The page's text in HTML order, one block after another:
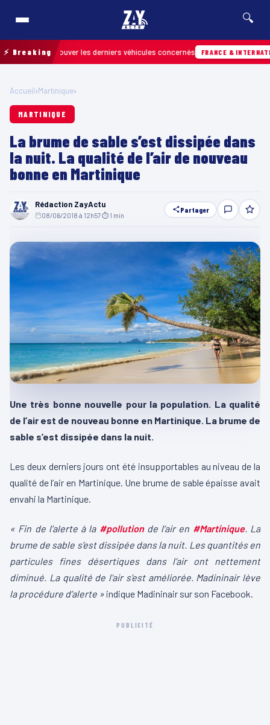
🔍
⚡ Breaking
retrouver les derniers véhicules concernés FRANCE & INTERNATIONALE
Accueil›Martinique›
MARTINIQUE
La brume de sable s’est dissipée dans
la nuit. La qualité de l’air de nouveau
bonne en Martinique
Rédaction ZayActu
08/06/2018 à 12h57⏱ 1 min
Partager
Une très bonne nouvelle pour la population. La qualité
de l’air est de nouveau bonne en Martinique. La brume de
sable s’est dissipée dans la nuit.
Les deux derniers jours ont été insupportables au niveau de la
qualité de l’air en Martinique. Une brume de sable épaisse avait
envahi la Martinique.
« Fin de l’alerte à la #pollutionde l’air en #Martinique. La
brume de sable s’est dissipée dans la nuit. Les quantités en
particules fines désertiques dans l’air ont nettement
diminué. La qualité de l’air s’est améliorée. Madininair lève
la procédure d’alerte » indique Madininair sur son Facebook.
PUBLICITÉ